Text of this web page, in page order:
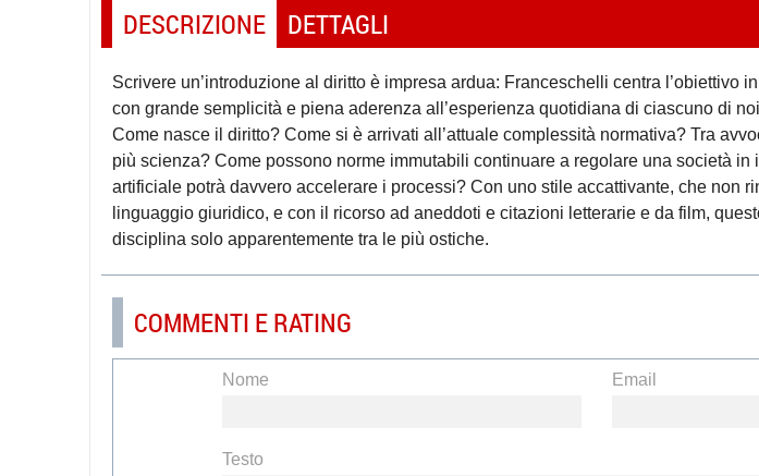
DESCRIZIONE DETTAGLI
Scrivere un’introduzione al diritto è impresa ardua: Franceschelli centra l’obiettivo
con grande semplicità e piena aderenza all’esperienza quotidiana di ciascuno di
Come nasce il diritto? Come si è arrivati all’attuale complessità normativa? Tra
più scienza? Come possono norme immutabili continuare a regolare una società in
artificiale potrà davvero accelerare i processi? Con uno stile accattivante, che non
linguaggio giuridico, e con il ricorso ad aneddoti e citazioni letterarie e da film,
disciplina solo apparentemente tra le più ostiche.
COMMENTI E RATING
Nome Email
Testo